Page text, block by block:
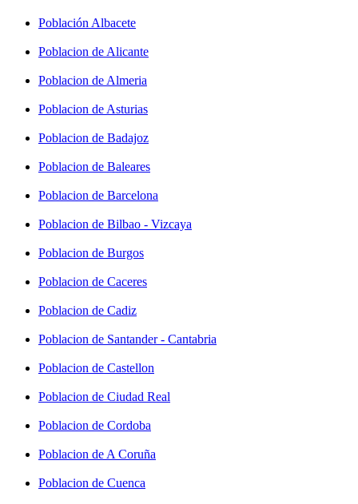
Población Albacete
Poblacion de Alicante
Poblacion de Almeria
Poblacion de Asturias
Poblacion de Badajoz
Poblacion de Baleares
Poblacion de Barcelona
Poblacion de Bilbao - Vizcaya
Poblacion de Burgos
Poblacion de Caceres
Poblacion de Cadiz
Poblacion de Santander - Cantabria
Poblacion de Castellon
Poblacion de Ciudad Real
Poblacion de Cordoba
Poblacion de A Coruña
Poblacion de Cuenca